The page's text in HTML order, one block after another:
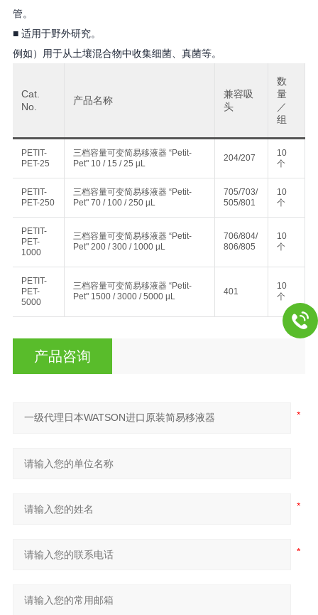
管。
■ 适用于野外研究。
例如）用于从土壤混合物中收集细菌、真菌等。
Cat.
No.
产品名称
兼容吸
头
数
量
／
组
PETIT-
PET-25
三档容量可变简易移液器 “Petit-
Pet" 10 / 15 / 25 µL
204/207
10
个
PETIT-
PET-250
三档容量可变简易移液器 “Petit-
Pet" 70 / 100 / 250 µL
705/703/
505/801
10
个
PETIT-
PET-
1000
三档容量可变简易移液器 “Petit-
Pet" 200 / 300 / 1000 µL
706/804/
806/805
10
个
PETIT-
PET-
5000
三档容量可变简易移液器 “Petit-
Pet" 1500 / 3000 / 5000 µL
401
10
个
产品咨询